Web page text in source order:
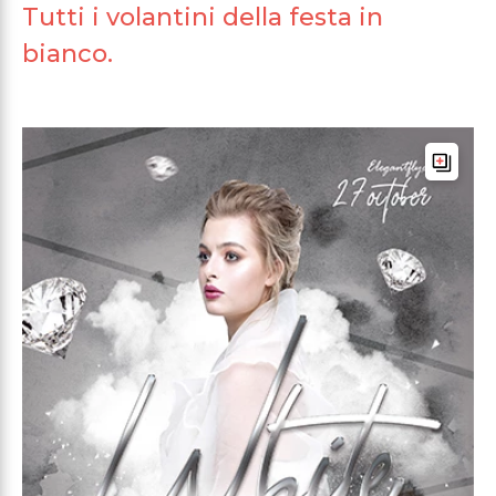
Tutti i volantini della festa in
bianco.